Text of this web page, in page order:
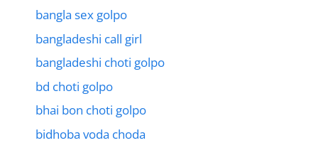
bangla sex golpo
bangladeshi call girl
bangladeshi choti golpo
bd choti golpo
bhai bon choti golpo
bidhoba voda choda